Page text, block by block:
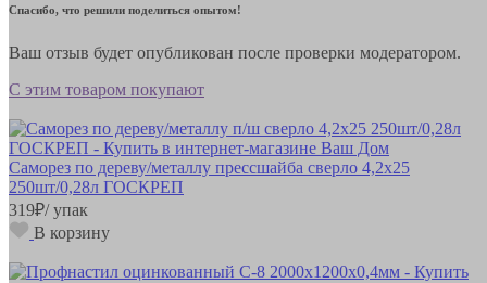
Спасибо, что решили поделиться опытом!
Ваш отзыв будет опубликован после проверки модератором.
С этим товаром покупают
Саморез по дереву/металлу прессшайба сверло 4,2х25
250шт/0,28л ГОСКРЕП
319₽/ упак
В корзину